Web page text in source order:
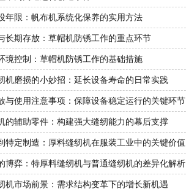
年限：帆布机系统化保养的实用方法
长期存放：草帽机防锈工作的重点环节
境控制：草帽机防锈工作的基础措施
机磨损的小妙招：延长设备寿命的日常实践
与使用注意事项：保障设备稳定运行的关键环节
的辅助零件：构建强大缝纫能力的幕后支撑
特定制造：厚料缝纫机在服装工业中的关键价值
博弈：特厚料缝纫机与普通缝纫机的差异化解析
机市场前景：需求结构变革下的增长新机遇